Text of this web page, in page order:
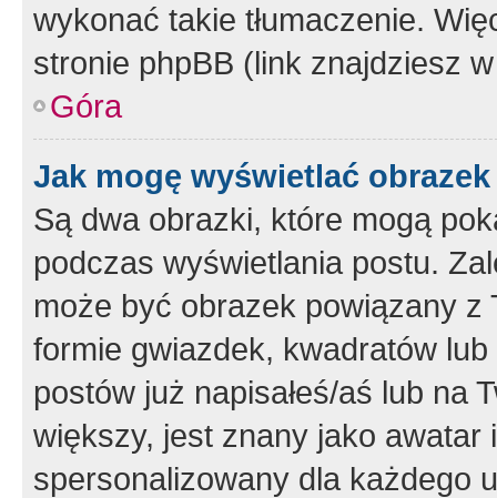
wykonać takie tłumaczenie.
stronie phpBB (link znajdziesz
Góra
Jak mogę wyświetlać
Są dwa obrazki, które mogą
podczas wyświetlania postu.
może być obrazek powiązany z
formie gwiazdek, kwadratów
postów już napisałeś/aś lub na
większy, jest znany jako
spersonalizowany dla każdego